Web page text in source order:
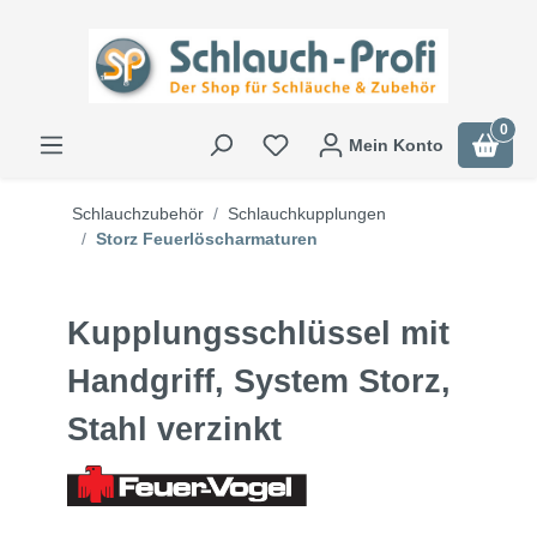
Mein Konto
0
Schlauchzubehör
Schlauchkupplungen
Storz Feuerlöscharmaturen
Kupplungsschlüssel mit
Handgriff, System Storz,
Stahl verzinkt